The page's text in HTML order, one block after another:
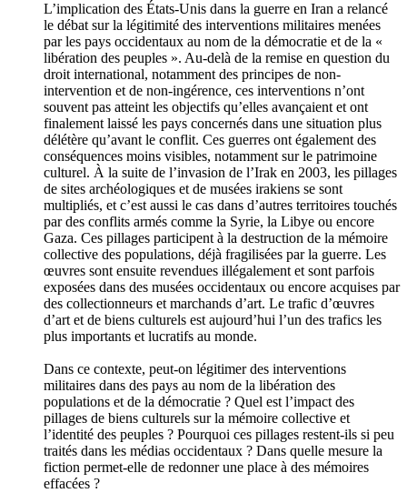
L’implication des États-Unis dans la guerre en Iran a relancé
le débat sur la légitimité des interventions militaires menées
par les pays occidentaux au nom de la démocratie et de la «
libération des peuples ». Au-delà de la remise en question du
droit international, notamment des principes de non-
intervention et de non-ingérence, ces interventions n’ont
souvent pas atteint les objectifs qu’elles avançaient et ont
finalement laissé les pays concernés dans une situation plus
délétère qu’avant le conflit. Ces guerres ont également des
conséquences moins visibles, notamment sur le patrimoine
culturel. À la suite de l’invasion de l’Irak en 2003, les pillages
de sites archéologiques et de musées irakiens se sont
multipliés, et c’est aussi le cas dans d’autres territoires touchés
par des conflits armés comme la Syrie, la Libye ou encore
Gaza. Ces pillages participent à la destruction de la mémoire
collective des populations, déjà fragilisées par la guerre. Les
œuvres sont ensuite revendues illégalement et sont parfois
exposées dans des musées occidentaux ou encore acquises par
des collectionneurs et marchands d’art. Le trafic d’œuvres
d’art et de biens culturels est aujourd’hui l’un des trafics les
plus importants et lucratifs au monde.
Dans ce contexte, peut-on légitimer des interventions
militaires dans des pays au nom de la libération des
populations et de la démocratie ? Quel est l’impact des
pillages de biens culturels sur la mémoire collective et
l’identité des peuples ? Pourquoi ces pillages restent-ils si peu
traités dans les médias occidentaux ? Dans quelle mesure la
fiction permet-elle de redonner une place à des mémoires
effacées ?